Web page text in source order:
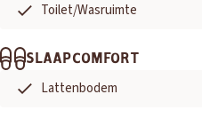
Toilet/Wasruimte
SLAAPCOMFORT
Lattenbodem